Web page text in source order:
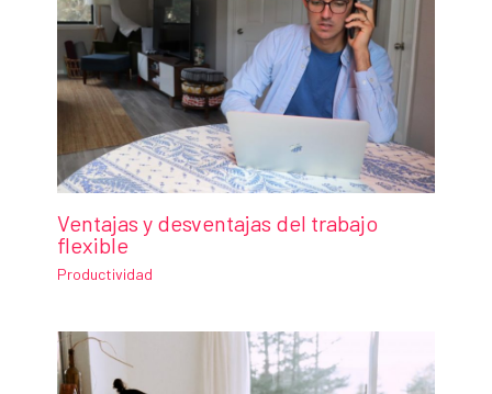
Ventajas y desventajas del trabajo
flexible
Productividad